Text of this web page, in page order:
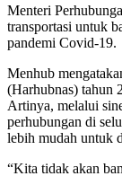
Menteri
transportasi untuk
pandemi Covid-19.
Menhub
(Harhubnas) tahun
Artinya, melalui
perhubungan di
lebih mudah untuk
“Kita tidak akan